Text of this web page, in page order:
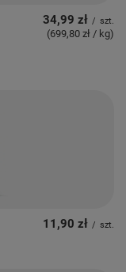
34,99 zł / szt.
(699,80 zł / kg)
11,90 zł / szt.